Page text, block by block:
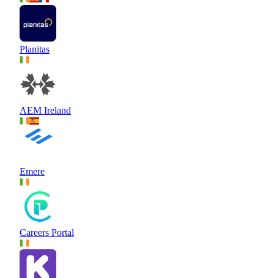
Planitas
AEM Ireland
Emere
Careers Portal